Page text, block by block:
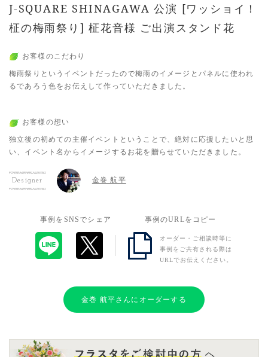
J-SQUARE SHINAGAWA 公演 [ワッショイ！
柾の梅雨祭り] 柾花音様 ご出演スタンド花
お客様のこだわり
梅雨祭りというイベントだったので梅雨のイメージとパネルに使われ
るであろう色をお伝えして作っていただきました。
お客様の想い
独立後の初めての主催イベントということで、絶対に応援したいと思
い、イベント名からイメージするお花を贈らせていただきました。
Designer 金巻 航平
事例をSNSでシェア 事例のURLをコピー
オーダー・ご相談時等に
事例をご共有される際は
URLでお伝えください。
金巻 航平さんにオーダーする